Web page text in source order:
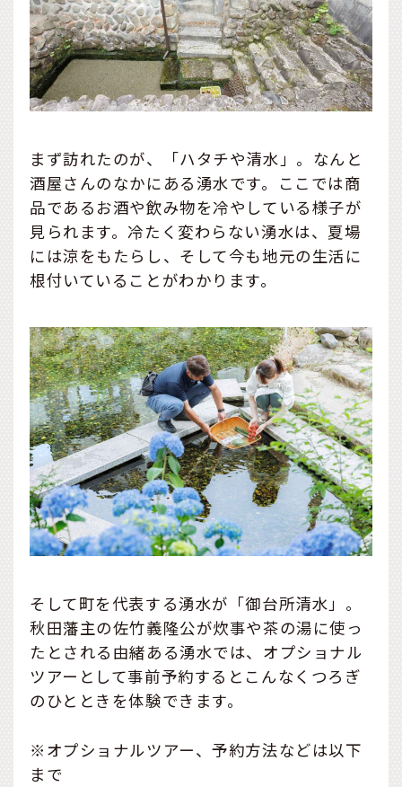
まず訪れたのが、「ハタチや清水」。なんと
酒屋さんのなかにある湧水です。ここでは商
品であるお酒や飲み物を冷やしている様子が
見られます。冷たく変わらない湧水は、夏場
には涼をもたらし、そして今も地元の生活に
根付いていることがわかります。
そして町を代表する湧水が「御台所清水」。
秋田藩主の佐竹義隆公が炊事や茶の湯に使っ
たとされる由緒ある湧水では、オプショナル
ツアーとして事前予約するとこんなくつろぎ
のひとときを体験できます。
※オプショナルツアー、予約方法などは以下
まで